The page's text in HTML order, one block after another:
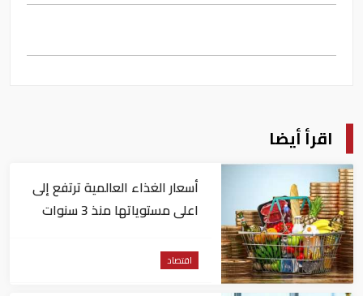
اقرأ أيضا
أسعار الغذاء العالمية ترتفع إلى
اعلى مستوياتها منذ 3 سنوات
اقتصاد